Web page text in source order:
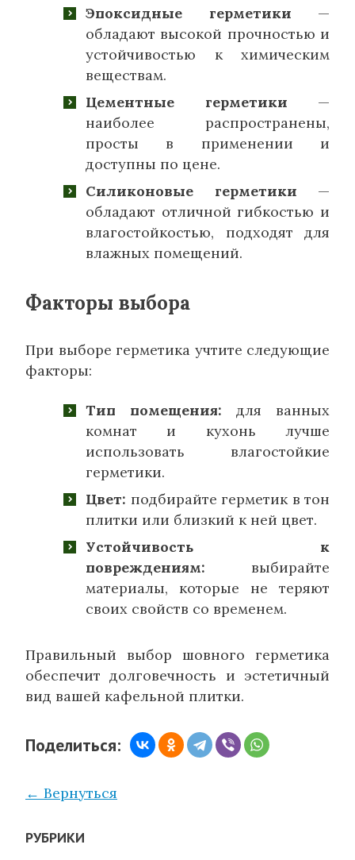
Эпоксидные герметики —
обладают высокой прочностью и
устойчивостью к химическим
веществам.
Цементные герметики —
наиболее распространены,
просты в применении и
доступны по цене.
Силиконовые герметики —
обладают отличной гибкостью и
влагостойкостью, подходят для
влажных помещений.
Факторы выбора
При выборе герметика учтите следующие
факторы:
Тип помещения: для ванных
комнат и кухонь лучше
использовать влагостойкие
герметики.
Цвет: подбирайте герметик в тон
плитки или близкий к ней цвет.
Устойчивость к
повреждениям: выбирайте
материалы, которые не теряют
своих свойств со временем.
Правильный выбор шовного герметика
обеспечит долговечность и эстетичный
вид вашей кафельной плитки.
Поделиться:
← Вернуться
РУБРИКИ